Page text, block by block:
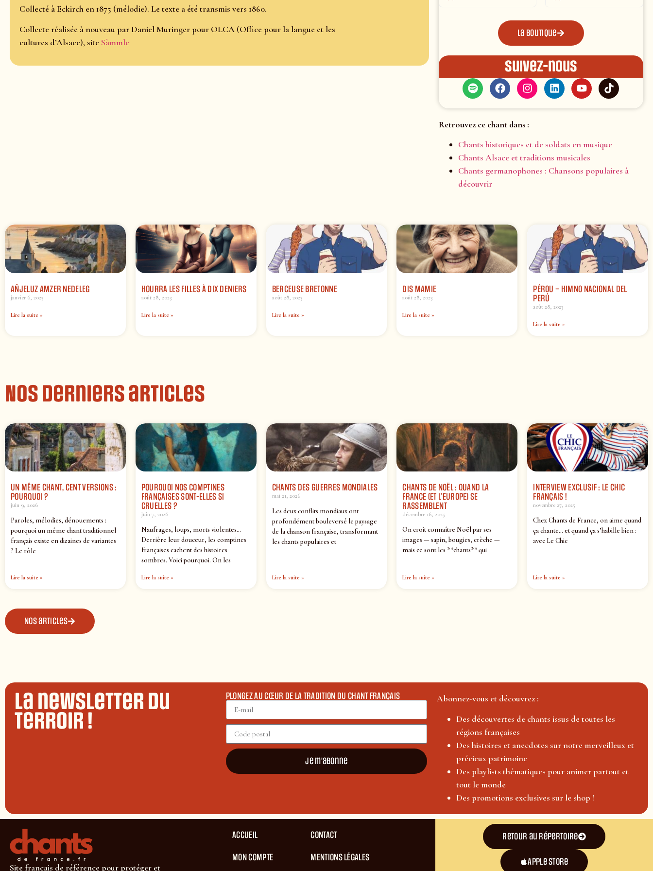
Collecté à Eckirch en 1875 (mélodie). Le texte a été transmis vers 1860.
Collecte réalisée à nouveau par Daniel Muringer pour OLCA (Office pour la langue et les
cultures d’Alsace), site Sàmmle
La boutique
Suivez-nous
Retrouvez ce chant dans :
Chants historiques et de soldats en musique
Chants Alsace et traditions musicales
Chants germanophones : Chansons populaires à
découvrir
AÑJELUZ AMZER NEDELEG
janvier 6, 2025
Lire la suite »
HOURRA LES FILLES À DIX DENIERS
août 28, 2023
Lire la suite »
BERCEUSE BRETONNE
août 28, 2023
Lire la suite »
DIS MAMIE
août 28, 2023
Lire la suite »
PÉROU – HIMNO NACIONAL DEL
PERÚ
août 28, 2023
Lire la suite »
Nos derniers articles
UN MÊME CHANT, CENT VERSIONS :
POURQUOI ?
juin 9, 2026
Paroles, mélodies, dénouements :
pourquoi un même chant traditionnel
français existe en dizaines de variantes
? Le rôle
Lire la suite »
POURQUOI NOS COMPTINES
FRANÇAISES SONT-ELLES SI
CRUELLES ?
juin 7, 2026
Naufrages, loups, morts violentes…
Derrière leur douceur, les comptines
françaises cachent des histoires
sombres. Voici pourquoi. On les
Lire la suite »
CHANTS DES GUERRES MONDIALES
mai 21, 2026
Les deux conflits mondiaux ont
profondément bouleversé le paysage
de la chanson française, transformant
les chants populaires et
Lire la suite »
CHANTS DE NOËL : QUAND LA
FRANCE (ET L’EUROPE) SE
RASSEMBLENT
décembre 16, 2025
On croit connaître Noël par ses
images — sapin, bougies, crèche —
mais ce sont les **chants** qui
Lire la suite »
INTERVIEW EXCLUSIF : LE CHIC
FRANÇAIS !
novembre 27, 2025
Chez Chants de France, on aime quand
ça chante… et quand ça s’habille bien :
avec Le Chic
Lire la suite »
Nos articles
La newsletter du
terroir !
PLONGEZ AU CŒUR DE LA TRADITION DU CHANT FRANÇAIS
Je m'abonne
Abonnez-vous et découvrez :
Des découvertes de chants issus de toutes les
régions françaises
Des histoires et anecdotes sur notre merveilleux et
précieux patrimoine
Des playlists thématiques pour animer partout et
tout le monde
Des promotions exclusives sur le shop !
Site français de référence pour protéger et
ACCUEIL
MON COMPTE
CONTACT
MENTIONS LÉGALES
Retour au répertoire
Apple Store